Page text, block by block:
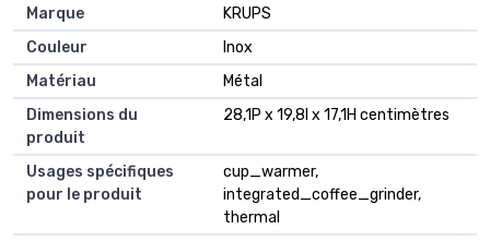
Marque
KRUPS
Couleur
Inox
Matériau
Métal
Dimensions du
produit
28,1P x 19,8l x 17,1H centimètres
Usages spécifiques
pour le produit
cup_warmer,
integrated_coffee_grinder,
thermal